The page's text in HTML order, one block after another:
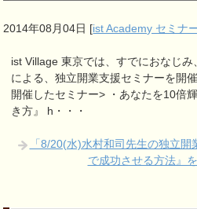
2014年08月04日 [ist Academy セミナ
ist Village 東京では、すでにおなじ
による、独立開業支援セミナーを開
開催したセミナー> ・あなたを10倍
き方』 h・・・
「8/20(水)水村和司先生の独立
で成功させる方法』